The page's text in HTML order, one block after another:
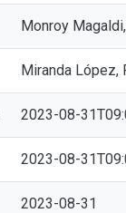
Monroy
Miranda López,
2023-08-
2023-08-
2023-08-31